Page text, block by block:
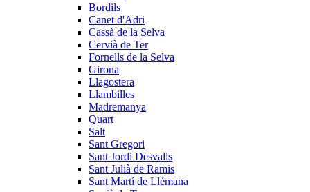
Bordils
Canet d'Adri
Cassà de la Selva
Cervià de Ter
Fornells de la Selva
Girona
Llagostera
Llambilles
Madremanya
Quart
Salt
Sant Gregori
Sant Jordi Desvalls
Sant Julià de Ramis
Sant Martí de Llémana